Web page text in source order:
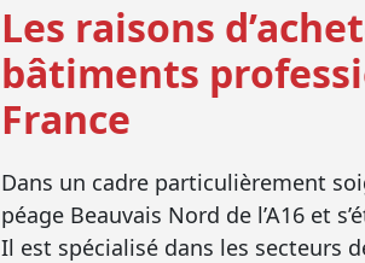
Les raisons
bâtiments
France
Dans un cadre particulièrement
péage Beauvais Nord de l’A16 et
Il est spécialisé dans les secteurs